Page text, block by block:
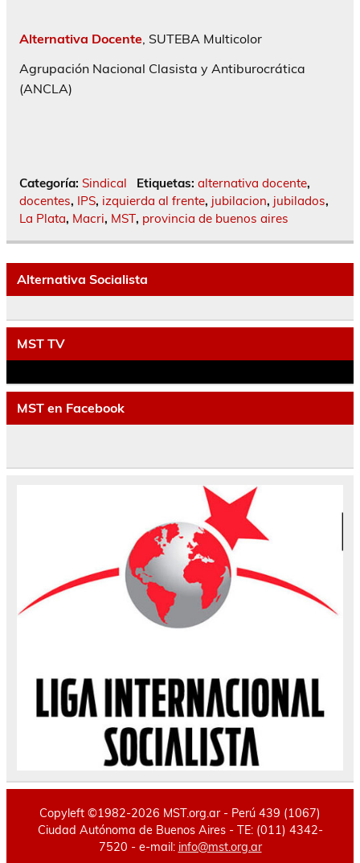
Alternativa Docente , SUTEBA Multicolor
Agrupación Nacional Clasista y Antiburocrática
(ANCLA)
Categoría: Sindical Etiquetas: alternativa docente,
docentes, IPS, izquierda al frente, jubilacion, jubilados,
La Plata, Macri, MST, provincia de buenos aires
Alternativa Socialista
MST TV
MST en Facebook
Copyleft ©1982-2026 MST.org.ar - Perú 439 (1067)
Ciudad Autónoma de Buenos Aires - TE: (011) 4342-
7520 - e-mail: info@mst.org.ar